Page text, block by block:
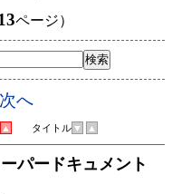
ページ）
次へ
▲ タイトル ▼ ▲
パードキュメント